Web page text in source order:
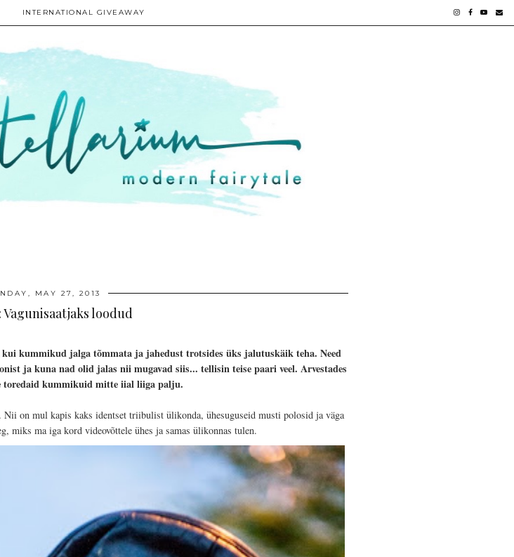
INTERNATIONAL GIVEAWAY
MAY 27, 2013
Vagunisaatjaks loodud
kummikud jalga tõmmata ja jahedust trotsides üks jalutuskäik teha. Need
ja kuna nad olid jalas nii mugavad siis... tellisin teise paari veel. Arvestades
toredaid kummikuid mitte iial liiga palju.
on mul kapis kaks identset triibulist ülikonda, ühesuguseid musti polosid ja väga
miks ma iga kord videovõttele ühes ja samas ülikonnas tulen.